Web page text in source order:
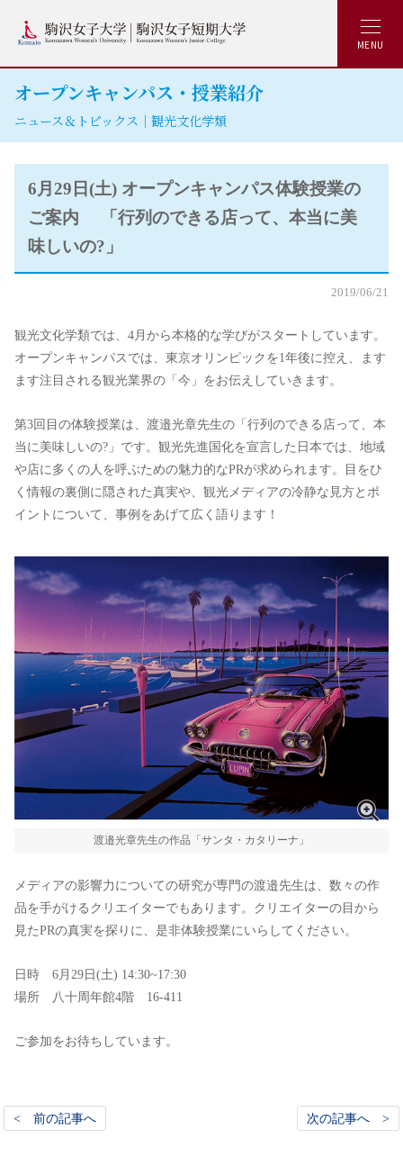
MENU
オープンキャンパス・授業紹介
ニュース＆トピックス｜観光文化学類
6月29日(土) オープンキャンパス体験授業の
ご案内 「行列のできる店って、本当に美
味しいの?」
2019/06/21
観光文化学類では、4月から本格的な学びがスタートしています。
オープンキャンパスでは、東京オリンピックを1年後に控え、ます
ます注目される観光業界の「今」をお伝えしていきます。
第3回目の体験授業は、渡邉光章先生の「行列のできる店って、本
当に美味しいの?」です。観光先進国化を宣言した日本では、地域
や店に多くの人を呼ぶための魅力的なPRが求められます。目をひ
く情報の裏側に隠された真実や、観光メディアの冷静な見方とポ
イントについて、事例をあげて広く語ります！
渡邉光章先生の作品「サンタ・カタリーナ」
メディアの影響力についての研究が専門の渡邉先生は、数々の作
品を手がけるクリエイターでもあります。クリエイターの目から
見たPRの真実を探りに、是非体験授業にいらしてください。
日時 6月29日(土) 14:30~17:30
場所 八十周年館4階 16-411
ご参加をお待ちしています。
< 前の記事へ 次の記事へ >